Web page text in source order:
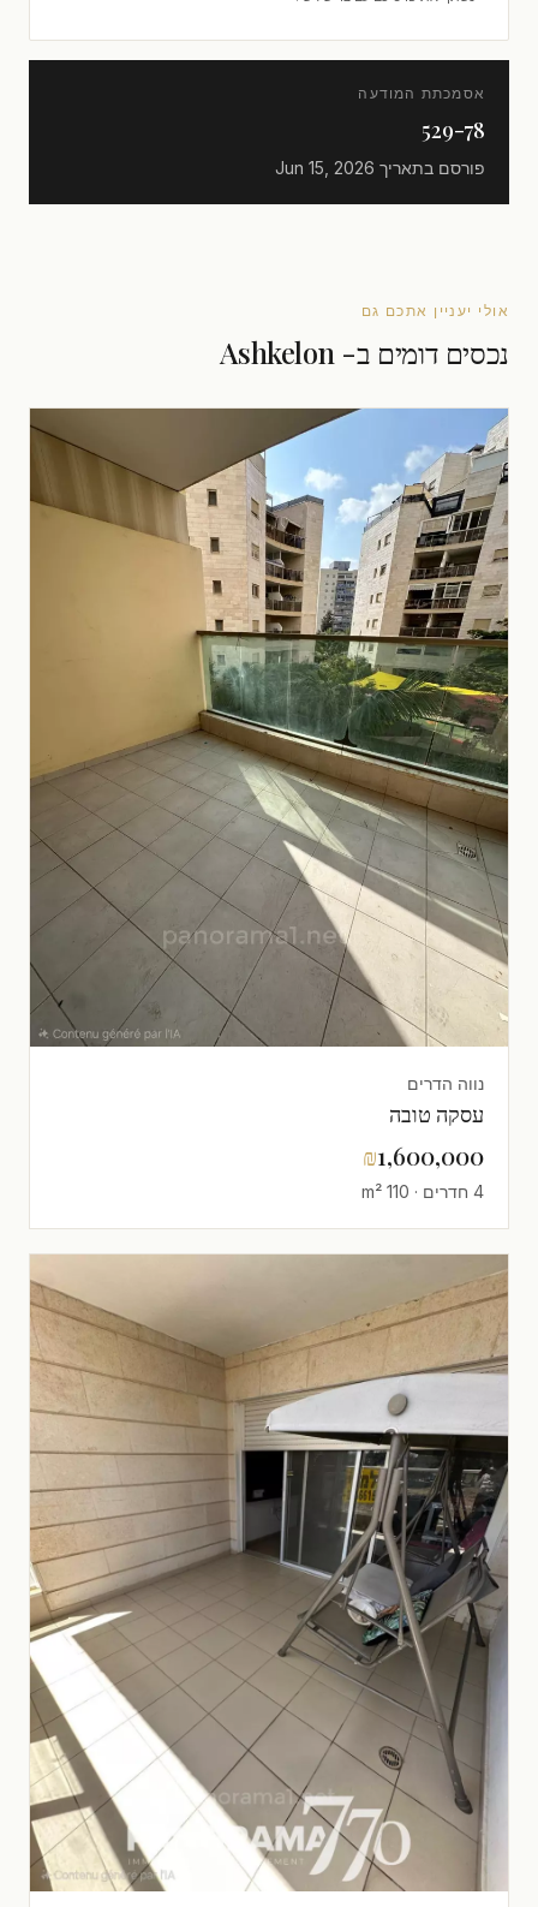
אסמכתת המודעה
529-78
פורסם בתאריך
אולי יעניין אתכם גם
נכסים דומים ב- Ashkelon
נווה הדרים
עסקה טובה
₪1,600,000
4 חדרים · 110 m²